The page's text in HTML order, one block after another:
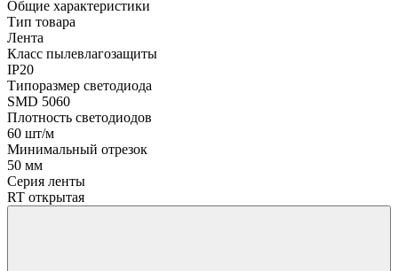
Общие характеристики
Тип товара
Лента
Класс пылевлагозащиты
IP20
Типоразмер светодиода
SMD 5060
Плотность светодиодов
60 шт/м
Минимальный отрезок
50 мм
Серия ленты
RT открытая